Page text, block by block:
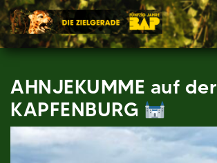
Skip
to
content
AHNJEKUMME auf der
KAPFENBURG